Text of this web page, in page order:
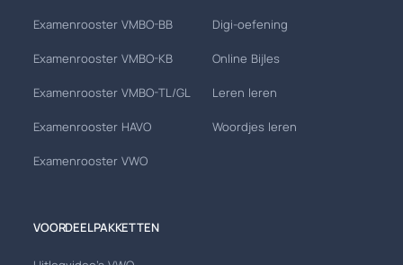
Examenrooster VMBO-BB
Examenrooster VMBO-KB
Examenrooster VMBO-TL/GL
Examenrooster HAVO
Examenrooster VWO
Digi-oefening
Online Bijles
Leren leren
Woordjes leren
VOORDEELPAKKETTEN